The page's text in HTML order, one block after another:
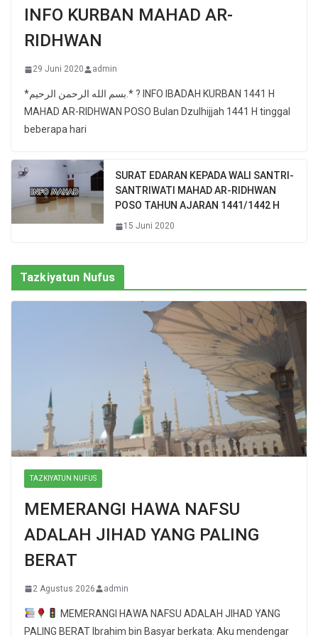
INFO KURBAN MAHAD AR-
RIDHWAN
29 Juni 2020 admin
*بسم الله الرحمن الرحيم.* ? INFO IBADAH KURBAN 1441 H
MAHAD AR-RIDHWAN POSO Bulan Dzulhijjah 1441 H tinggal
beberapa hari
SURAT EDARAN KEPADA WALI SANTRI-
SANTRIWATI MAHAD AR-RIDHWAN
POSO TAHUN AJARAN 1441/1442 H
15 Juni 2020
Tazkiyatun Nufus
TAZKIYATUN NUFUS
MEMERANGI HAWA NAFSU
ADALAH JIHAD YANG PALING
BERAT
2 Agustus 2026 admin
MEMERANGI HAWA NAFSU ADALAH JIHAD YANG
PALING BERAT Ibrahim bin Basyar berkata: Aku mendengar